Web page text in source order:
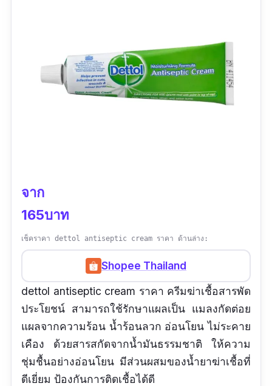
จาก
165บาท
เช็คราคา dettol antiseptic cream ราคา ด้านล่าง:
Shopee Thailand
dettol antiseptic cream ราคา ครีมฆ่าเชื้อสารพัด
ประโยชน์ สามารถใช้รักษาแผลเป็น แมลงกัดต่อย
แผลจากความร้อน น้ำร้อนลวก อ่อนโยน ไม่ระคาย
เคือง ด้วยสารสกัดจากน้ำมันธรรมชาติ ให้ความ
ชุ่มชื้นอย่างอ่อนโยน มีส่วนผสมของน้ำยาฆ่าเชื้อที่
ดีเยี่ยม ป้องกันการติดเชื้อได้ดี